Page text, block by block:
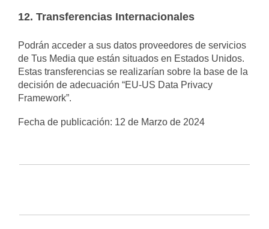
12. Transferencias Internacionales
Podrán acceder a sus datos proveedores de servicios
de Tus Media que están situados en Estados Unidos.
Estas transferencias se realizarían sobre la base de la
decisión de adecuación “EU-US Data Privacy
Framework”.
Fecha de publicación: 12 de Marzo de 2024